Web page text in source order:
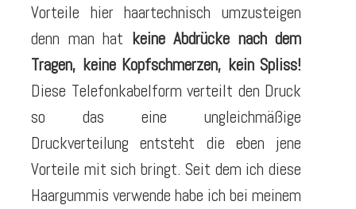
Vorteile hier haartechnisch umzusteigen
denn man hat keine Abdrücke nach dem
Tragen, keine Kopfschmerzen, kein Spliss!
Diese Telefonkabelform verteilt den Druck
so das eine ungleichmäßige
Druckverteilung entsteht die eben jene
Vorteile mit sich bringt. Seit dem ich diese
Haargummis verwende habe ich bei meinem